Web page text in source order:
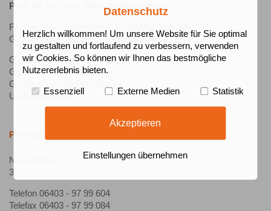
Prof. Dr. Dr. med. Michael Kirschbaum
Facharzt für Frauenheilkunde und Geburtshilfe
Gyn. Endokrinologie u. Reproduktionsmedizin
Geburtshilfe und Perinatologie
Gynäkologische Onkologie
Gynäkologische Operationen
Urogynäkologie
PRAXIS POHLHEIM
Neue Mitte 6
35415 Pohlheim
Telefon 06403 - 97 99 604
Telefax 06403 - 97 99 084
Datenschutz
Herzlich willkommen! Um unsere Website für Sie optimal
zu gestalten und fortlaufend zu verbessern, verwenden
wir Cookies. So können wir Ihnen das bestmögliche
Nutzererlebnis bieten.
Essenziell Externe Medien Statistik
Akzeptieren
Einstellungen übernehmen